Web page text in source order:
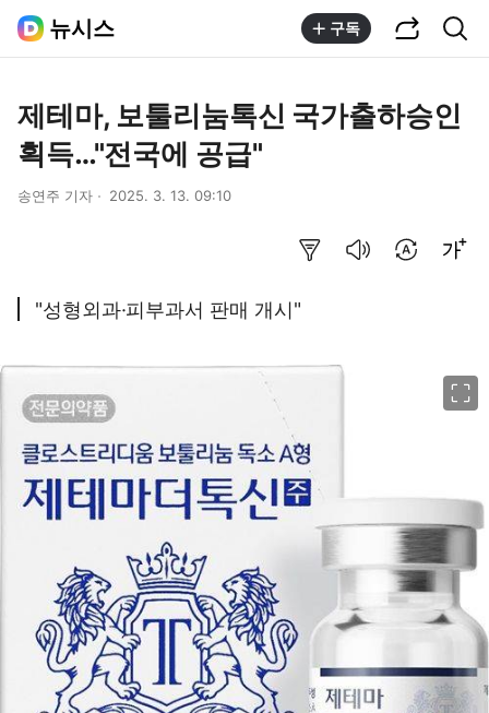
뉴시스 구독
제테마, 보툴리눔톡신 국가출하승인
획득…"전국에 공급"
송연주 기자 2025. 3. 13. 09:10
"성형외과·피부과서 판매 개시"